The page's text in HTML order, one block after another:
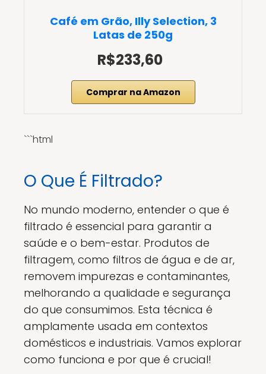
Café em Grão, Illy Selection, 3
Latas de 250g
R$233,60
Comprar na Amazon
```html
O Que É Filtrado?
No mundo moderno, entender o que é
filtrado é essencial para garantir a
saúde e o bem-estar. Produtos de
filtragem, como filtros de água e de ar,
removem impurezas e contaminantes,
melhorando a qualidade e segurança
do que consumimos. Esta técnica é
amplamente usada em contextos
domésticos e industriais. Vamos explorar
como funciona e por que é crucial!